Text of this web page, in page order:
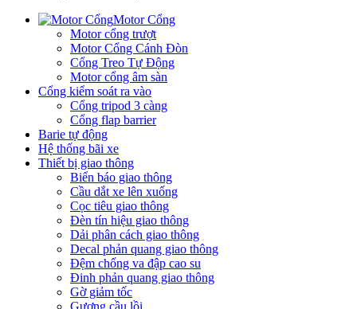
Motor Cổng
Motor cổng trượt
Motor Cổng Cánh Đòn
Cổng Treo Tự Động
Motor cổng âm sàn
Cổng kiểm soát ra vào
Cổng tripod 3 càng
Cổng flap barrier
Barie tự động
Hệ thống bãi xe
Thiết bị giao thông
Biển báo giao thông
Cầu dắt xe lên xuống
Cọc tiêu giao thông
Đèn tín hiệu giao thông
Dải phân cách giao thông
Decal phản quang giao thông
Đệm chống va đập cao su
Đinh phản quang giao thông
Gờ giảm tốc
Gương cầu lồi